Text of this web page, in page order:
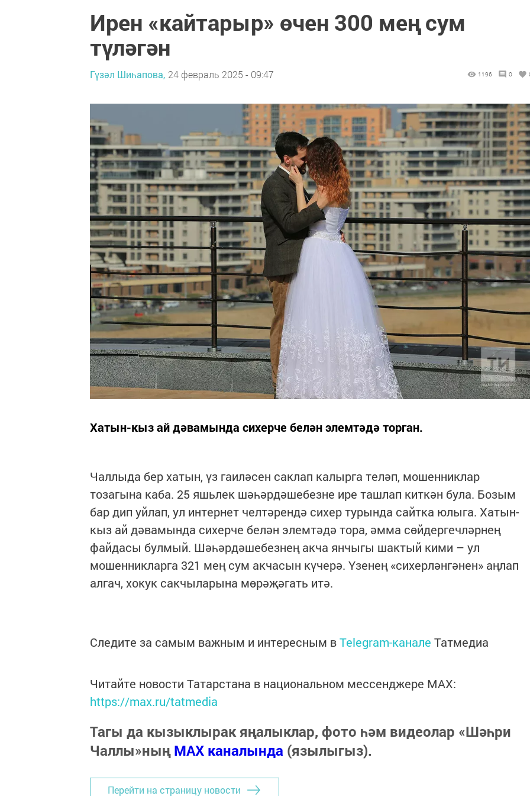
Ирен «кайтарыр» өчен 300 мең сум
түләгән
Гүзәл Шиһапова, 24 февраль 2025 - 09:47 1196 0
Хатын-кыз ай дәвамында сихерче белән элемтәдә торган.
Чаллыда бер хатын, үз гаиләсен саклап калырга теләп, мошенниклар
тозагына каба. 25 яшьлек шәһәрдәшебезне ире ташлап киткән була. Бозым
бар дип уйлап, ул интернет челтәрендә сихер турында сайтка юлыга. Хатын-
кыз ай дәвамында сихерче белән элемтәдә тора, әмма сөйдергечләрнең
файдасы булмый. Шәһәрдәшебезнең акча янчыгы шактый кими – ул
мошенникларга 321 мең сум акчасын күчерә. Үзенең «сихерләнгәнен» аңлап
алгач, хокук сакчыларына мөрәҗәгать итә.
Следите за самым важным и интересным вTelegram-канале Татмедиа
Читайте новости Татарстана в национальном мессенджере MАХ:
https://max.ru/tatmedia
Тагы да кызыклырак яңалыклар, фото һәм видеолар «Шәһри
Чаллы»ныңMAX каналында (язылыгыз).
Перейти на страницу новости